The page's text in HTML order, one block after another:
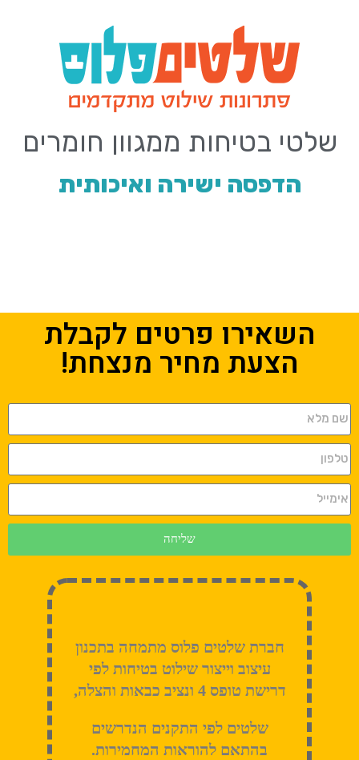
שלטי בטיחות ממגוון חומרים
הדפסה ישירה ואיכותית
השאירו פרטים לקבלת
הצעת מחיר מנצחת!
שליחה
חברת שלטים פלוס מתמחה בתכנון
עיצוב וייצור שילוט בטיחות לפי
דרישת טופס 4 ונציב כבאות והצלה,
שלטים לפי התקנים הנדרשים
בהתאם להוראות המחמירות.